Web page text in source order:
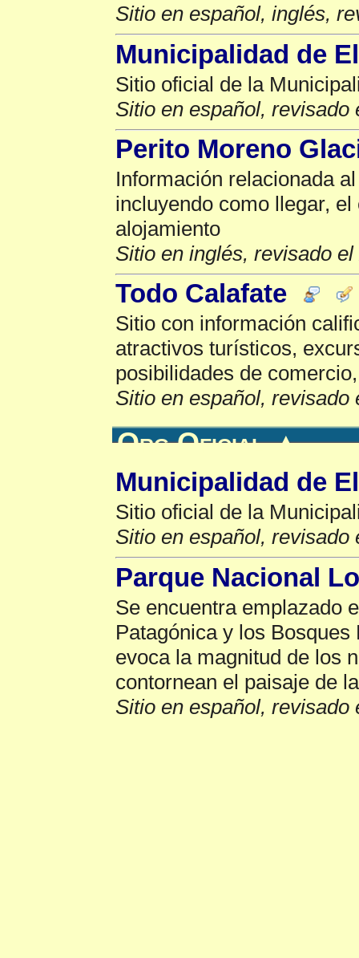
Sitio en español, inglés,
Municipalidad de
Sitio oficial de la
Sitio en español, revisado
Perito Moreno
Información relacionada
incluyendo como llegar,
alojamiento
Sitio en inglés, revisado el
Todo Calafate
Sitio con información
atractivos turísticos,
posibilidades de
Sitio en español, revisado
Org Oficial▲
Municipalidad de
Sitio oficial de la
Sitio en español, revisado
Parque Nacional
Se encuentra emplazado
Patagónica y los
evoca la magnitud de los
contornean el paisaje de
Sitio en español, revisado